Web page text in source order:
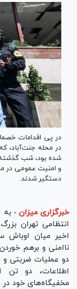
در پی اقدامات
در محله جنت‌آباد،
شده بود، شب
و امنیت عمومی در
دستگیر شدند.
خبرگزاری میزان -
انتظامی تهران
اخیر میان اوباش
ناامنی و برهم
دو عملیات ضربتی و
اطلاعات، دو
مخفیگاه‌های خود